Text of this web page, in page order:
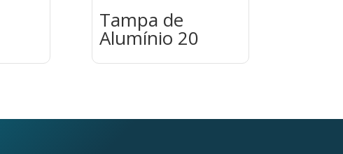
Tampa de
Alumínio 20